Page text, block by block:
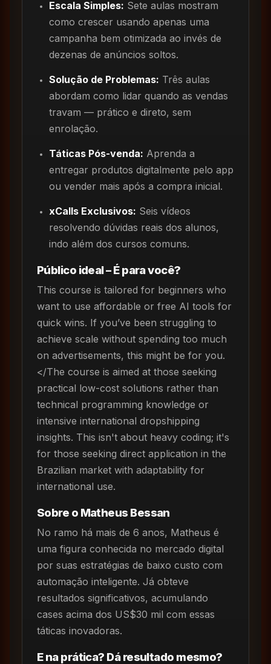
Escala Simples: Sete aulas mostram
como crescer usando apenas uma
campanha bem otimizada ao invés de
dezenas de anúncios soltos.
Solução de Problemas: Três aulas
abordam como lidar quando as vendas
travam — prático e direto, sem
enrolação.
Táticas Pós-venda: Aprenda a
entregar produtos digitalmente pelo app
ou vender mais após a compra inicial.
xCalls Exclusivos: Seis vídeos
resolvendo dúvidas reais dos alunos,
indo além dos cursos comuns.
Público ideal – É para você?
This course is tailored for beginners who
want to use affordable or free AI tools for
quick wins. If you’ve been struggling to
achieve scale without spending too much
on advertisements, this might be for you.
</The course is aimed at those seeking
practical low-cost solutions rather than
technical programming knowledge or
intensive international dropshipping
insights. This isn't about heavy coding; it's
for those seeking direct application in the
Brazilian market with adaptability for
international use.
Sobre o Matheus Bessan
No ramo há mais de 6 anos, Matheus é
uma figura conhecida no mercado digital
por suas estratégias de baixo custo com
automação inteligente. Já obteve
resultados significativos, acumulando
cases acima dos US$30 mil com essas
táticas inovadoras.
E na prática? Dá resultado mesmo?